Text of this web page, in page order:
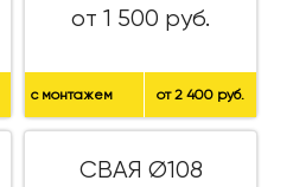
от 1 500 руб.
с монтажем от 2 400 руб.
СВАЯ Ø108